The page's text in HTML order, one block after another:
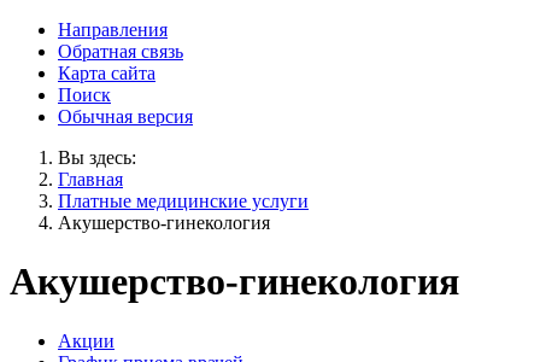
Направления
Обратная связь
Карта сайта
Поиск
Обычная версия
Вы здесь:
Главная
Платные медицинские услуги
Акушерство-гинекология
Акушерство-гинекология
Акции